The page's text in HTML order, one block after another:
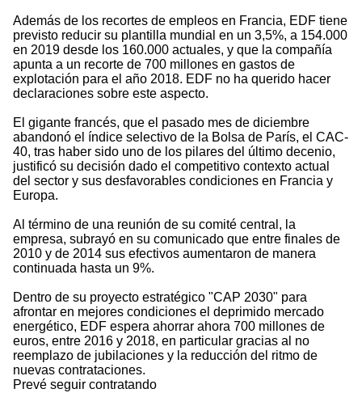
Además de los recortes de empleos en Francia, EDF tiene
previsto reducir su plantilla mundial en un 3,5%, a 154.000
en 2019 desde los 160.000 actuales, y que la compañía
apunta a un recorte de 700 millones en gastos de
explotación para el año 2018. EDF no ha querido hacer
declaraciones sobre este aspecto.
El gigante francés, que el pasado mes de diciembre
abandonó el índice selectivo de la Bolsa de París, el CAC-
40, tras haber sido uno de los pilares del último decenio,
justificó su decisión dado el competitivo contexto actual
del sector y sus desfavorables condiciones en Francia y
Europa.
Al término de una reunión de su comité central, la
empresa, subrayó en su comunicado que entre finales de
2010 y de 2014 sus efectivos aumentaron de manera
continuada hasta un 9%.
Dentro de su proyecto estratégico "CAP 2030" para
afrontar en mejores condiciones el deprimido mercado
energético, EDF espera ahorrar ahora 700 millones de
euros, entre 2016 y 2018, en particular gracias al no
reemplazo de jubilaciones y la reducción del ritmo de
nuevas contrataciones.
Prevé seguir contratando